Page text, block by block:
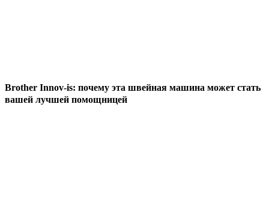
Brother Innov-is: почему эта швейная машина может стать
вашей лучшей помощницей